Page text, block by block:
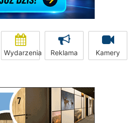
Wydarzenia Reklama Kamery